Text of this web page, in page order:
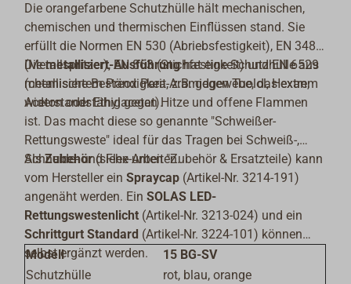
Die orangefarbene Schutzhülle hält mechanischen,
chemischen und thermischen Einflüssen stand. Sie
erfüllt die Normen EN 530 (Abriebsfestigkeit), EN 348
(Metallspritzer), EN 863 (Stichfestigkeit) und EN 6529
(chemische Beständigkeit, z.B. gegen Tuolol, Hexan,
Aceton oder Ethylacetat).
Diemetallisiert-Ausführunghat eine Schutzhülle aus
metallisiertem Preox Para-Aramidgewebe, das extrem
widerstandsfähig gegen Hitze und offene Flammen
ist. Das macht diese so genannte "Schweißer-
Rettungsweste" ideal für das Tragen bei Schweiß-,
Schneide- und Flex-Arbeiten.
AlsZubehör(siehe unten "Zubehör & Ersatzteile) kann
vom Hersteller einSpraycap (Artikel-Nr. 3214-191)
angenäht werden. EinSOLAS LED-
Rettungswestenlicht (Artikel-Nr. 3213-024) und ein
Schrittgurt Standard (Artikel-Nr. 3224-101) können
selbst ergänzt werden.
Modell
15 BG-SV
Schutzhülle
rot, blau, orange